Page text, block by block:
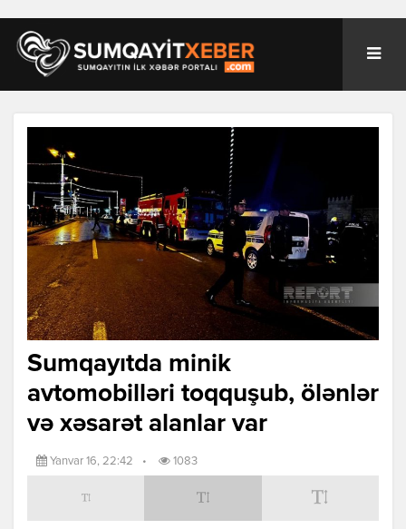
Sumqayıtda minik
avtomobilləri toqquşub, ölənlər
və xəsarət alanlar var
Yanvar 16, 22:42 • 1083